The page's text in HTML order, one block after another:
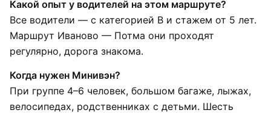
Какой опыт у водителей на этом маршруте?
Все водители — с категорией B и стажем от 5 лет.
Маршрут Иваново — Потма они проходят
регулярно, дорога знакома.
Когда нужен Минивэн?
При группе 4–6 человек, большом багаже, лыжах,
велосипедах, родственниках с детьми. Шесть